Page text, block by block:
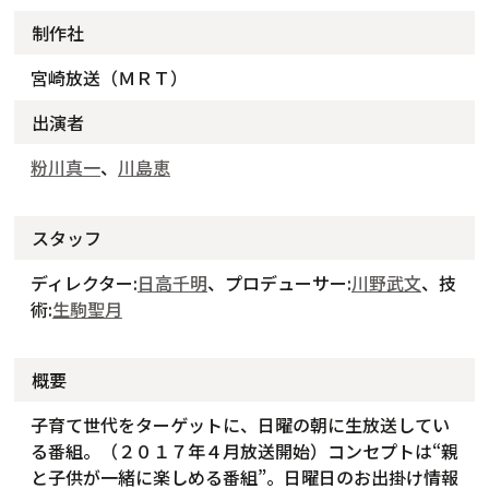
制作社
宮崎放送（ＭＲＴ）
出演者
粉川真一、 川島恵
スタッフ
ディレクター:日高千明、プロデューサー:川野武文、技
術:生駒聖月
概要
子育て世代をターゲットに、日曜の朝に生放送してい
る番組。（２０１７年４月放送開始）コンセプトは“親
と子供が一緒に楽しめる番組”。日曜日のお出掛け情報